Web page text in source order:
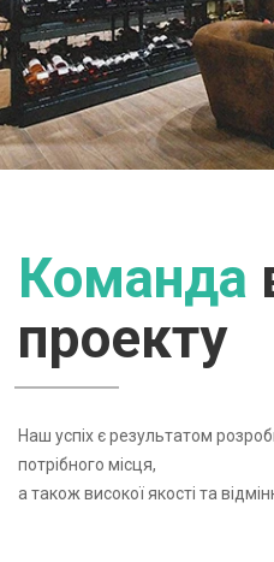
ЧИТАТИ ДАЛІ
Команда
проекту
Наш успіх є результатом
потрібного місця,
а також високої якості та